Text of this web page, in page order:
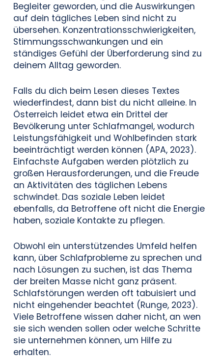
Begleiter geworden, und die Auswirkungen
auf dein tägliches Leben sind nicht zu
übersehen. Konzentrationsschwierigkeiten,
Stimmungsschwankungen und ein
ständiges Gefühl der Überforderung sind zu
deinem Alltag geworden.
Falls du dich beim Lesen dieses Textes
wiederfindest, dann bist du nicht alleine. In
Österreich leidet etwa ein Drittel der
Bevölkerung unter Schlafmangel, wodurch
Leistungsfähigkeit und Wohlbefinden stark
beeinträchtigt werden können (APA, 2023).
Einfachste Aufgaben werden plötzlich zu
großen Herausforderungen, und die Freude
an Aktivitäten des täglichen Lebens
schwindet. Das soziale Leben leidet
ebenfalls, da Betroffene oft nicht die Energie
haben, soziale Kontakte zu pflegen.
Obwohl ein unterstützendes Umfeld helfen
kann, über Schlafprobleme zu sprechen und
nach Lösungen zu suchen, ist das Thema
der breiten Masse nicht ganz präsent.
Schlafstörungen werden oft tabuisiert und
nicht eingehender beachtet (Runge, 2023).
Viele Betroffene wissen daher nicht, an wen
sie sich wenden sollen oder welche Schritte
sie unternehmen können, um Hilfe zu
erhalten.